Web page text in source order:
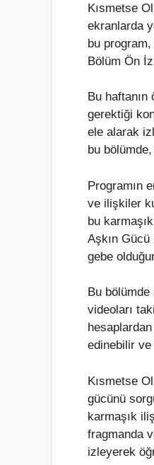
Kısmetse
ekranlarda
bu program,
Bölüm Ön
Bu
gerektiği
ele alarak
bu
Programın
ve ilişkiler
bu
Aşkın
gebe
Bu
videoları
edinebilir
Kısmetse
gücünü
karmaşık
fragmanda
izleyerek